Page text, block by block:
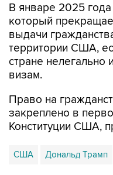
В январе 2025
который
выдачи
территории США,
стране нелегально
визам.
Право на
закреплено в
Конституции США,
США Дональд Трамп